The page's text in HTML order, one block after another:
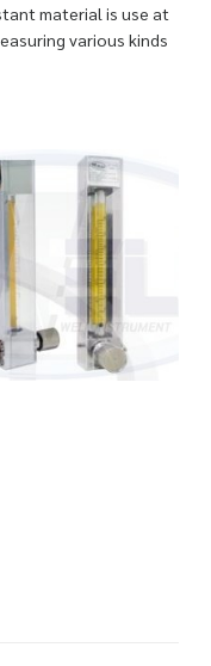
material is use at
various kinds